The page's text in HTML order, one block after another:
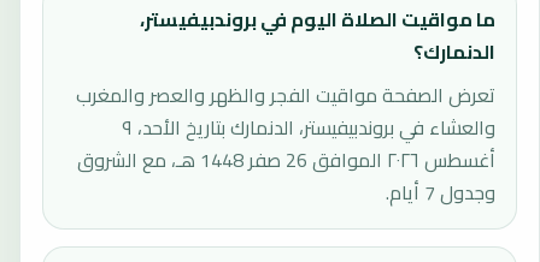
ما مواقيت الصلاة اليوم في بروندبيفيستر،
الدنمارك؟
تعرض الصفحة مواقيت الفجر والظهر والعصر والمغرب
والعشاء في بروندبيفيستر، الدنمارك بتاريخ الأحد، ٩
أغسطس ٢٠٢٦ الموافق 26 صفر 1448 هـ، مع الشروق
وجدول 7 أيام.